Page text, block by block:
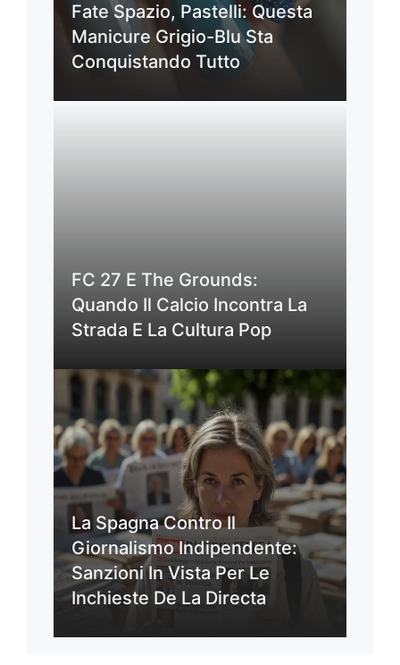
Fate Spazio, Pastelli: Questa
Manicure Grigio-Blu Sta
Conquistando Tutto
FC 27 E The Grounds:
Quando Il Calcio Incontra La
Strada E La Cultura Pop
La Spagna Contro Il
Giornalismo Indipendente:
Sanzioni In Vista Per Le
Inchieste De La Directa